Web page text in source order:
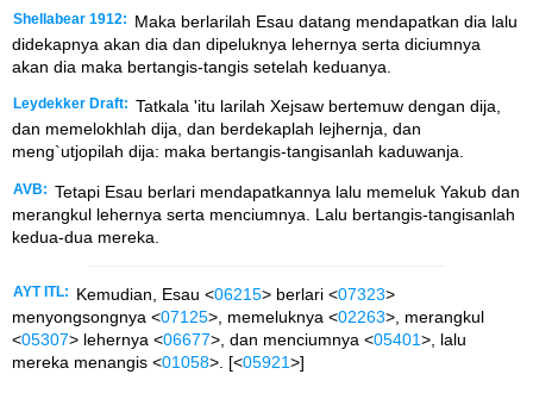
Shellabear 1912:
Maka berlarilah Esau datang mendapatkan dia lalu
didekapnya akan dia dan dipeluknya lehernya serta diciumnya
akan dia maka bertangis-tangis setelah keduanya.
Leydekker Draft: Tatkala 'itu larilah Xejsaw bertemuw dengan dija,
dan memelokhlah dija, dan berdekaplah lejhernja, dan
meng`utjopilah dija: maka bertangis-tangisanlah kaduwanja.
AVB: Tetapi Esau berlari mendapatkannya lalu memeluk Yakub dan
merangkul lehernya serta menciumnya. Lalu bertangis-tangisanlah
kedua-dua mereka.
AYT ITL: Kemudian, Esau <06215> berlari <07323>
menyongsongnya <07125>, memeluknya <02263>, merangkul
<05307> lehernya <06677>, dan menciumnya <05401>, lalu
mereka menangis <01058>. [<05921>]